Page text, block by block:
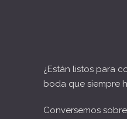
¿Están listos para
boda que siempre
Conversemos